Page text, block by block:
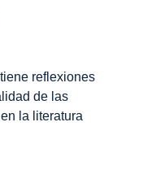
reflexiones
de las
la literatura